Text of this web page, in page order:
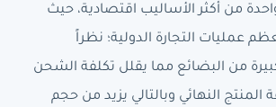
من أكثر الأساليب اقتصادية، حيث
عمليات التجارة الدولية؛ نظراً
من البضائع مما يقلل تكلفة الشحن
المنتج النهائي وبالتالي يزيد من حجم